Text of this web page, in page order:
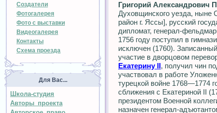
Создатели
Фотогалерея
Фото с выставки
Видеогалерея
Контакты
Схема проезда
Для Вас...
Школа-студия
Авторы проекта
Григорий Александрович
Духовщинского уезда, ныне
район г. Яссы], русский
дипломат, генерал-
1756 году поступил в
исключен (1760).
участие в дворцовом
Екатерину II, получил чин
участвовал в работе
турецкой войне 1768—1774
сближения с Екатериной II
президентом Военной
назначен генерал-